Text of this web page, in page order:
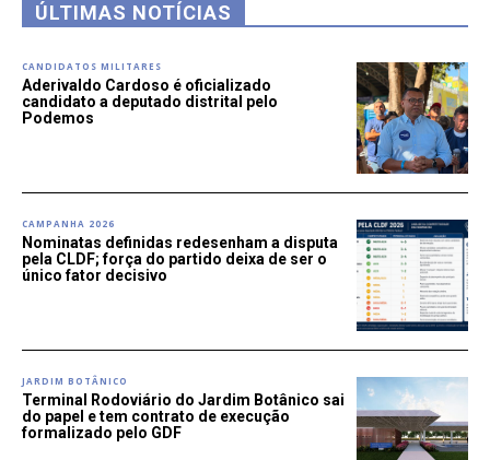
ÚLTIMAS NOTÍCIAS
CANDIDATOS MILITARES
Aderivaldo Cardoso é oficializado
candidato a deputado distrital pelo
Podemos
CAMPANHA 2026
Nominatas definidas redesenham a disputa
pela CLDF; força do partido deixa de ser o
único fator decisivo
JARDIM BOTÂNICO
Terminal Rodoviário do Jardim Botânico sai
do papel e tem contrato de execução
formalizado pelo GDF